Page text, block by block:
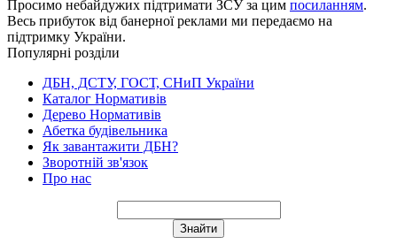
Просимо небайдужих підтримати ЗСУ за цим посиланням.
Весь прибуток від банерної реклами ми передаємо на
підтримку України.
Популярні розділи
ДБН, ДСТУ, ГОСТ, СНиП України
Каталог Нормативів
Дерево Нормативів
Абетка будівельника
Як завантажити ДБН?
Зворотній зв'язок
Про нас